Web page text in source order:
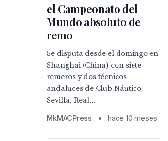
el Campeonato del
Mundo absoluto de
remo
Se disputa desde el domingo en
Shanghai (China) con siete
remeros y dos técnicos
andaluces de Club Náutico
Sevilla, Real...
MkMACPress • hace 10 meses